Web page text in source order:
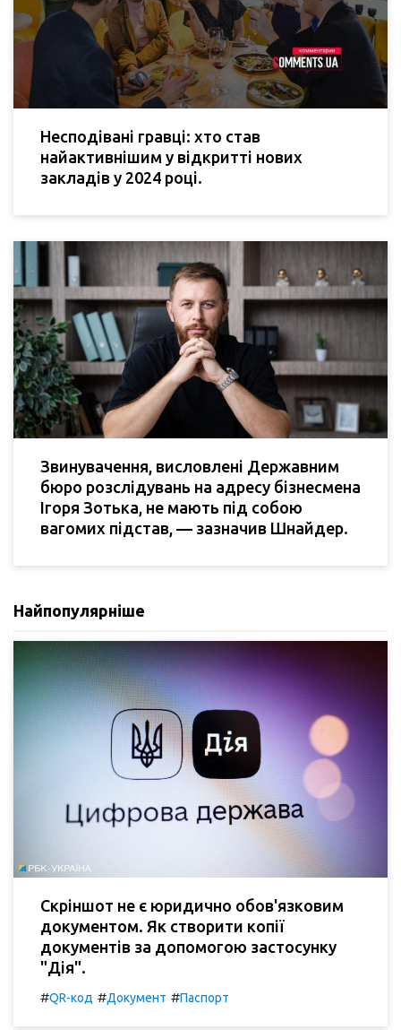
Несподівані гравці: хто став
найактивнішим у відкритті нових
закладів у 2024 році.
Звинувачення, висловлені Державним
бюро розслідувань на адресу бізнесмена
Ігоря Зотька, не мають під собою
вагомих підстав, — зазначив Шнайдер.
Найпопулярніше
Скріншот не є юридично обов'язковим
документом. Як створити копії
документів за допомогою застосунку
"Дія".
#QR-код #Документ #Паспорт